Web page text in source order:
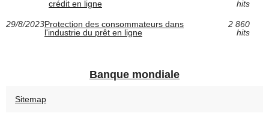
crédit en ligne
hits
29/8/2023Protection des consommateurs dans
l'industrie du prêt en ligne
2 860
hits
Banque mondiale
Sitemap